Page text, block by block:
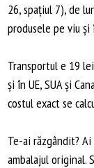
26, spațiul 7), de
produsele pe viu
Transportul e 19
și în UE, SUA și
costul exact se
Te-ai răzgândit?
ambalajul